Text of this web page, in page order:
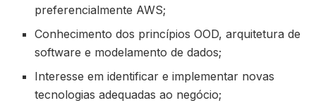
preferencialmente AWS;
Conhecimento dos princípios OOD, arquitetura de
software e modelamento de dados;
Interesse em identificar e implementar novas
tecnologias adequadas ao negócio;